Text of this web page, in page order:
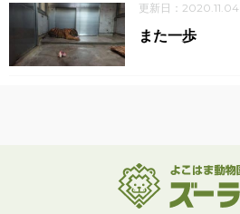
更新日：2020.11.04
また一歩